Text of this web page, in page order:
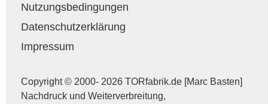
Nutzungsbedingungen
Datenschutzerklärung
Impressum
Copyright © 2000- 2026 TORfabrik.de [Marc Basten]
Nachdruck und Weiterverbreitung,